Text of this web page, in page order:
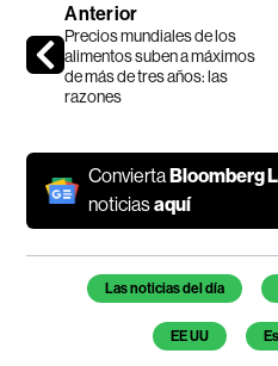
Anterior
Precios mundiales de los
alimentos suben a máximos
de más de tres años: las
razones
ConviertaBloomberg
noticiasaquí
Temas de este artículo
Las noticias del día
EE UU